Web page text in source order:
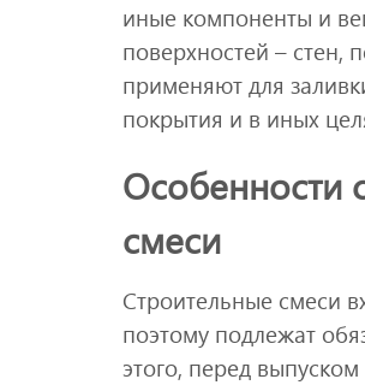
иные компоненты и
поверхностей – стен,
применяют для
покрытия и в иных
Особенности
смеси
Строительные смеси
поэтому подлежат
этого, перед